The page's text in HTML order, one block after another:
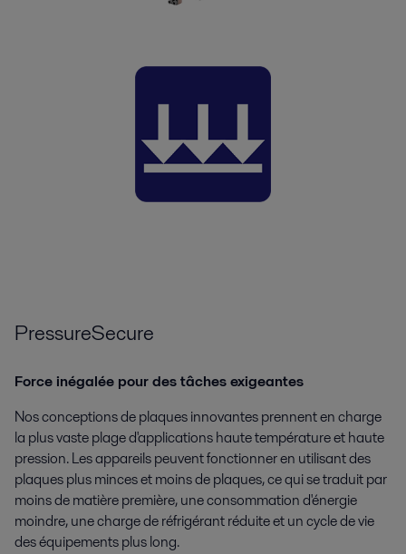
PressureSecure
Force inégalée pour des tâches exigeantes
Nos conceptions de plaques innovantes prennent en charge
la plus vaste plage d'applications haute température et haute
pression. Les appareils peuvent fonctionner en utilisant des
plaques plus minces et moins de plaques, ce qui se traduit par
moins de matière première, une consommation d'énergie
moindre, une charge de réfrigérant réduite et un cycle de vie
des équipements plus long.